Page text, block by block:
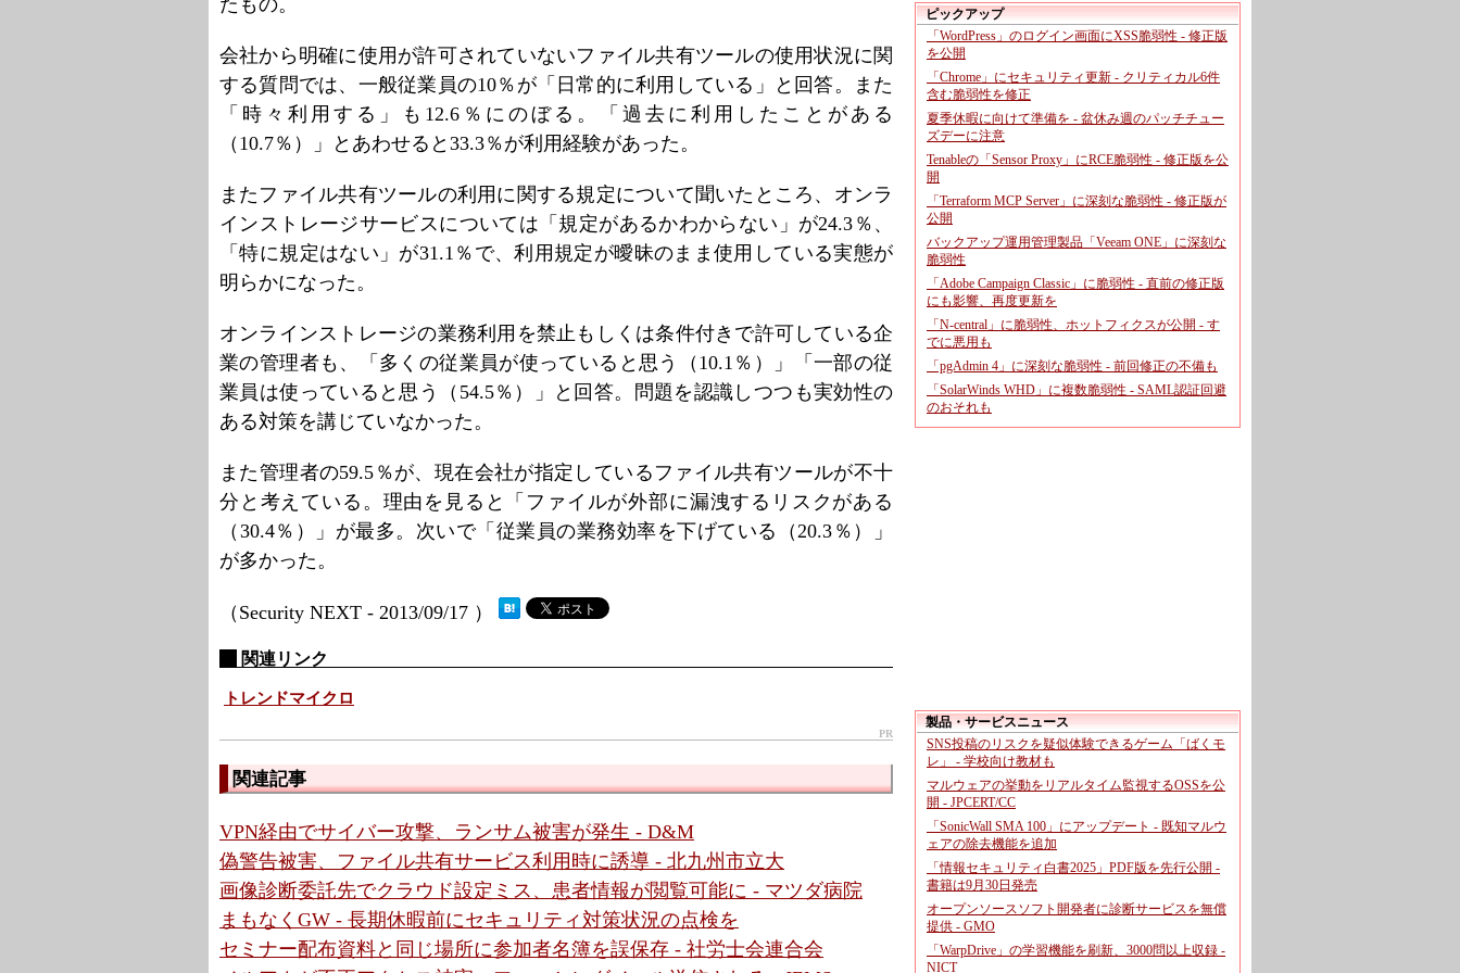
たもの。
会社から明確に使用が許可されていないファイル共有ツールの使用状況に関
する質問では、一般従業員の10％が「日常的に利用している」と回答。また
「時々利用する」も12.6％にのぼる。「過去に利用したことがある
（10.7％）」とあわせると33.3％が利用経験があった。
またファイル共有ツールの利用に関する規定について聞いたところ、オンラ
インストレージサービスについては「規定があるかわからない」が24.3％、
「特に規定はない」が31.1％で、利用規定が曖昧のまま使用している実態が
明らかになった。
オンラインストレージの業務利用を禁止もしくは条件付きで許可している企
業の管理者も、「多くの従業員が使っていると思う（10.1％）」「一部の従
業員は使っていると思う（54.5％）」と回答。問題を認識しつつも実効性の
ある対策を講じていなかった。
また管理者の59.5％が、現在会社が指定しているファイル共有ツールが不十
分と考えている。理由を見ると「ファイルが外部に漏洩するリスクがある
（30.4％）」が最多。次いで「従業員の業務効率を下げている（20.3％）」
が多かった。
（Security NEXT - 2013/09/17 ）
関連リンク
トレンドマイクロ
PR
関連記事
VPN経由でサイバー攻撃、ランサム被害が発生 - D&M
偽警告被害、ファイル共有サービス利用時に誘導 - 北九州市立大
画像診断委託先でクラウド設定ミス、患者情報が閲覧可能に - マツダ病院
まもなくGW - 長期休暇前にセキュリティ対策状況の点検を
セミナー配布資料と同じ場所に参加者名簿を誤保存 - 社労士会連合会
ピックアップ
「WordPress」のログイン画面にXSS脆弱性 - 修正版
を公開
「Chrome」にセキュリティ更新 - クリティカル6件
含む脆弱性を修正
夏季休暇に向けて準備を - 盆休み週のパッチチュー
ズデーに注意
Tenableの「Sensor Proxy」にRCE脆弱性 - 修正版を公
開
「Terraform MCP Server」に深刻な脆弱性 - 修正版が
公開
バックアップ運用管理製品「Veeam ONE」に深刻な
脆弱性
「Adobe Campaign Classic」に脆弱性 - 直前の修正版
にも影響、再度更新を
「N-central」に脆弱性、ホットフィクスが公開 - す
でに悪用も
「pgAdmin 4」に深刻な脆弱性 - 前回修正の不備も
「SolarWinds WHD」に複数脆弱性 - SAML認証回避
のおそれも
製品・サービスニュース
SNS投稿のリスクを疑似体験できるゲーム「ばくモ
レ」 - 学校向け教材も
マルウェアの挙動をリアルタイム監視するOSSを公
開 - JPCERT/CC
「SonicWall SMA 100」にアップデート - 既知マルウ
ェアの除去機能を追加
「情報セキュリティ白書2025」PDF版を先行公開 -
書籍は9月30日発売
オープンソースソフト開発者に診断サービスを無償
提供 - GMO
「WarpDrive」の学習機能を刷新、3000問以上収録 -
NICT